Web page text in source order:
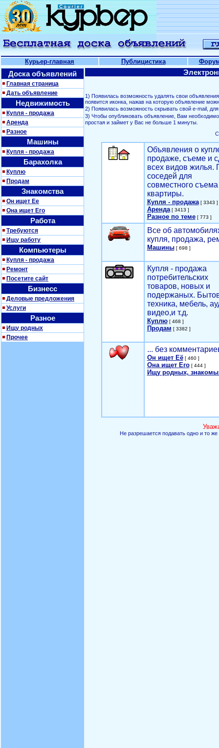
Курьер-главная Публицистика
Доска объявлений
Главная страница
Дать объявление
Недвижимость
Купля - продажа
Аренда
Разное
Машины
Купля - продажа
Барахолка
Куплю
Продам
Знакомства
Он ищет Ее
Она ищет Его
Работа
Требуются
Ищу работу
Компьютеры
Купля - продажа
Ремонт
Посетите сайт
Бизнесс
Деловые предложения
Услуги
Разное
Ищу родных
Прочее
1) Появилась возможность удалять свои
появится иконка, нажав на которую объявление
2) Появилась возможность скрывать свой е-mail,
3) Чтобы опубликовать объявление, Вам
простая и займет у Вас не больше 1 минуты.
Объявления о
продаже, съеме и
всех видов жилья.
соседей для
совместного съема
квартиры.
Купля - продажа[ 3343 ]
Аренда[ 3413 ]
Разное по теме[ 773 ]
Все об
купля, продажа,
Машины[ 698 ]
Купля - продажа
потребительских
товаров, новых и
подержаных.
техника, мебель,
видео,и т.д.
Куплю[ 468 ]
Продам [ 3382 ]
... без
Он ищет Её[ 460 ]
Она ищет Его[ 444 ]
Ищу родных,
Не разрешается подавать одно и то